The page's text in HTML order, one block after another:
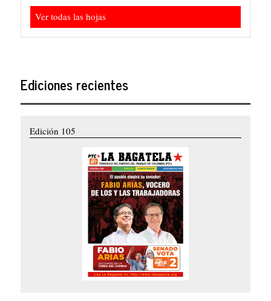
Ver todas las hojas
Ediciones recientes
Edición 105